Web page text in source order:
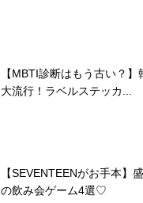
【MBTI診断はもう古い？
大流行！ラベルステッカ...
【SEVENTEENがお手本】
の飲み会ゲーム4選♡